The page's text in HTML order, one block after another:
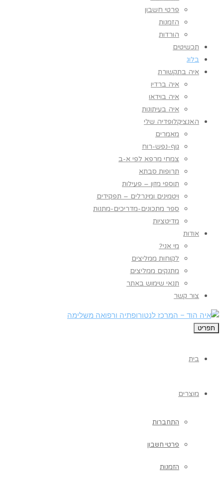
פרטי חשבון
הזמנות
הורדות
תכשיטים
בלוג
איה בתקשורת
איה ברדיו
איה בוידאו
איה בעיתונות
האנציקלופדיה שלי
מאמרים
גוף-נפש-רוח
צמחי מרפא לפי א-ב
תרופות סבתא
תוספי מזון – פעילות
ויטמינים ומינרלים – תפקידים
ספר מתכונים-מדריכים-מתנות
מדיטציות
אודות
מי אני?
לקוחות ממליצים
מתנקים ממליצים
תנאי שימוש באתר
צור קשר
תפריט
בית
מוצרים
התחברות
פרטי חשבון
הזמנות